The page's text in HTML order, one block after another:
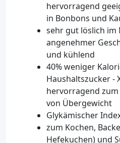
hervorragend
in Bonbons und
sehr gut löslich im
angenehmer
und kühlend
40% weniger
Haushaltszucker -
hervorragend
von Übergewicht
Glykämischer
zum Kochen,
Hefekuchen) und